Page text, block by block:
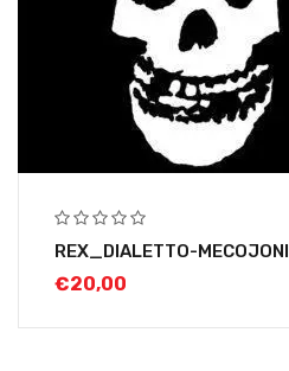
REX_DIALETTO-MECOJONI
€20,00